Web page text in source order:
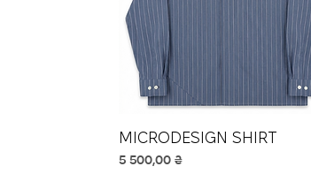
Швидкий перегляд
MICRODESIGN SHIRT
Ціна
5 500,00 ₴